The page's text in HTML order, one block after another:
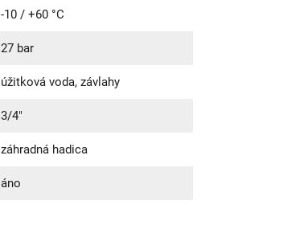
-10 / +60 °C
27 bar
úžitková voda, závlahy
3/4"
záhradná hadica
áno